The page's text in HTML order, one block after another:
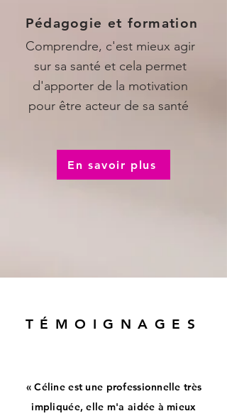
Comprendre, c'est mieux agir
sur sa santé et cela permet
d'apporter de la motivation
pour être acteur de sa santé
Pédagogie et formation
En savoir plus
TÉMOIGNAGES
« Céline est une professionnelle très
impliquée, elle m'a aidée à mieux